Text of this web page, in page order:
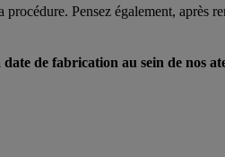
Pensez également, après
de fabrication au sein de nos